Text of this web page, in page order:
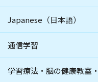
Japanese（日本語）
通信学習
学習療法・脳の健康教室